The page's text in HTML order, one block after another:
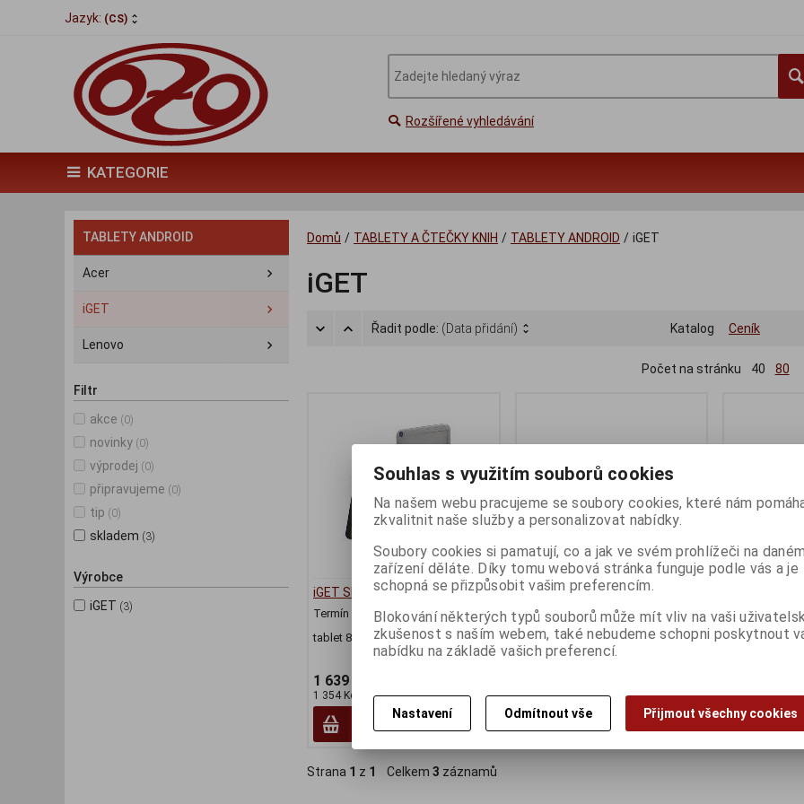
Jazyk: (CS)
Rozšířené vyhledávání
KATEGORIE
TABLETY ANDROID
Acer
iGET
Lenovo
Filtr
akce (0)
novinky (0)
výprodej (0)
připravujeme (0)
tip (0)
skladem (3)
Výrobce
iGET (3)
Domů / TABLETY A ČTEČKY KNIH / TABLETY ANDROID / iGET
iGET
Řadit podle: (Data přidání) Katalog Ceník
Počet na stránku 40 80
iGET SMART W84 Space Grey
Termín dodání (dny):3
tablet 8", Android 13
1 639 Kč
1 354 Kč (bez DPH:)
iGET SMART W8 Kids Pink,
dětský tablet 8"
Termín dodání (dny):3
tablet 8", Android 14
1 443 Kč (bez DPH:)
iGET
dětský
Termín dodání
1 683 Kč (bez
Strana 1 z 1 Celkem 3 záznamů
Souhlas s využitím souborů cookies
Na našem webu pracujeme se soubory cookies, které nám
zkvalitnit naše služby a personalizovat nabídky.
Soubory cookies si pamatují, co a jak ve svém prohlížeči na daném
zařízení děláte. Díky tomu webová stránka funguje podle vás a je
schopná se přizpůsobit vašim preferencím.
Blokování některých typů souborů může mít vliv na vaši
zkušenost s naším webem, také nebudeme schopni poskytnout
nabídku na základě vašich preferencí.
Nastavení Odmítnout vše Přijmout všechny cookies